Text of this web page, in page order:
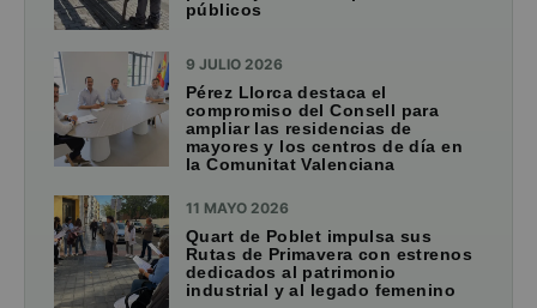
públicos
9 JULIO 2026
Pérez Llorca destaca el
compromiso del Consell para
ampliar las residencias de
mayores y los centros de día en
la Comunitat Valenciana
11 MAYO 2026
Quart de Poblet impulsa sus
Rutas de Primavera con estrenos
dedicados al patrimonio
industrial y al legado femenino